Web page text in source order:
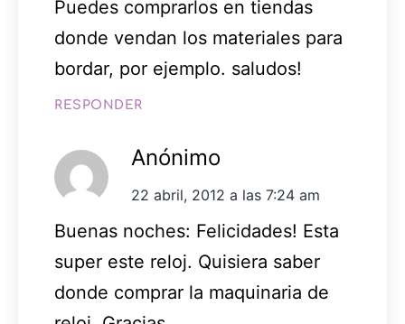
Puedes comprarlos en tiendas
donde vendan los materiales para
bordar, por ejemplo. saludos!
RESPONDER
Anónimo
22 abril, 2012 a las 7:24 am
Buenas noches: Felicidades! Esta
super este reloj. Quisiera saber
donde comprar la maquinaria de